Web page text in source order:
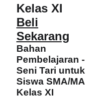
Kelas XI
Beli
Sekarang
Bahan
Pembelajaran -
Seni Tari untuk
Siswa SMA/MA
Kelas XI